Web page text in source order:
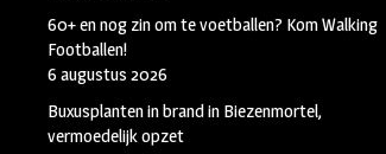
60+ en nog zin om te voetballen? Kom Walking
Footballen!
6 augustus 2026
Buxusplanten in brand in Biezenmortel,
vermoedelijk opzet